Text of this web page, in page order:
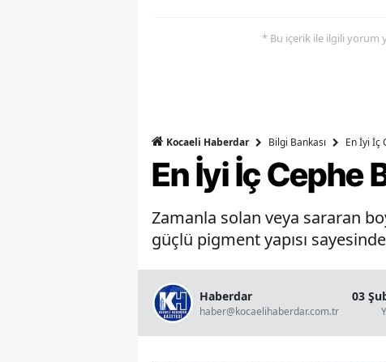
* Bu içerik ile ilgili yorum
Kocaeli Haberdar Bilgi Bankası En İyi İç
En İyi İç Cephe
Zamanla solan veya sararan
güçlü pigment yapısı
Haberdar
haber@kocaelihaberdar.com.tr
03